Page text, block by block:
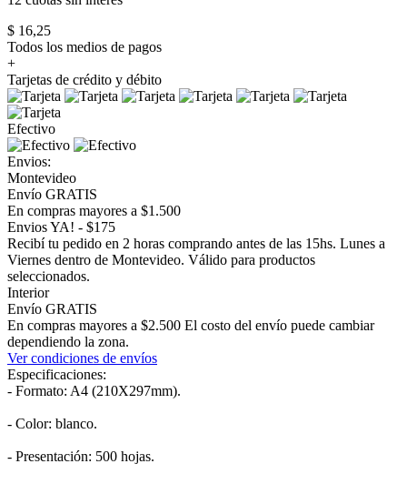
$ 16,25
Todos los medios de pagos
+
Tarjetas de crédito y débito
Efectivo
Envios:
Montevideo
Envío GRATIS
En compras mayores a $1.500
Envios YA! - $175
Recibí tu pedido en 2 horas comprando antes de las 15hs. Lunes a
Viernes dentro de Montevideo. Válido para productos
seleccionados.
Interior
Envío GRATIS
En compras mayores a $2.500 El costo del envío puede cambiar
dependiendo la zona.
Ver condiciones de envíos
Especificaciones:
- Formato: A4 (210X297mm).
- Color: blanco.
- Presentación: 500 hojas.